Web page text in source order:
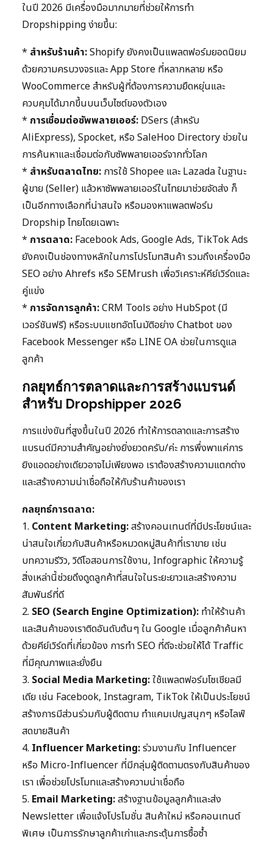
ในปี 2026 มีเครื่องมือมากมายที่ช่วยให้การทำ
Dropshipping ง่ายขึ้น:
* สำหรับร้านค้า:Shopify ยังคงเป็นแพลตฟอร์มยอดนิยม
ด้วยความครบวงจรและ App Store ที่หลากหลาย หรือ
WooCommerce สำหรับผู้ที่ต้องการความยืดหยุ่นและ
ควบคุมได้มากขึ้นบนเว็บไซต์ของตัวเอง
* การเชื่อมต่อซัพพลายเออร์: DSers (สำหรับ
AliExpress), Spocket, หรือ SaleHoo Directory ช่วยใน
การค้นหาและเชื่อมต่อกับซัพพลายเออร์จากทั่วโลก
* สำหรับตลาดไทย: การใช้ Shopee และ Lazada ในฐานะ
ผู้ขาย (Seller) แล้วหาซัพพลายเออร์ในไทยมาช่วยจัดส่ง ก็
เป็นอีกทางเลือกที่น่าสนใจ หรือมองหาแพลตฟอร์ม
Dropship ไทยโดยเฉพาะ
* การตลาด: Facebook Ads, Google Ads, TikTok Ads
ยังคงเป็นช่องทางหลักในการโปรโมทสินค้า รวมถึงเครื่องมือ
SEO อย่าง Ahrefs หรือ SEMrush เพื่อวิเคราะห์คีย์เวิร์ดและ
คู่แข่ง
* การจัดการลูกค้า:CRM Tools อย่าง HubSpot (มี
เวอร์ชันฟรี) หรือระบบแชทอัตโนมัติอย่าง Chatbot ของ
Facebook Messenger หรือ LINE OA ช่วยในการดูแล
ลูกค้า
กลยุทธ์การตลาดและการสร้างแบรนด์
สำหรับ Dropshipper 2026
การแข่งขันที่สูงขึ้นในปี 2026 ทำให้การตลาดและการสร้าง
แบรนด์มีความสำคัญอย่างยิ่งยวดครับ/ค่ะ การพึ่งพาแค่การ
ยิงแอดอย่างเดียวอาจไม่เพียงพอ เราต้องสร้างความแตกต่าง
และสร้างความน่าเชื่อถือให้กับร้านค้าของเรา
กลยุทธ์การตลาด:
1. Content Marketing:สร้างคอนเทนต์ที่มีประโยชน์และ
น่าสนใจเกี่ยวกับสินค้าหรือหมวดหมู่สินค้าที่เราขาย เช่น
บทความรีวิว, วิดีโอสอนการใช้งาน, Infographic ให้ความรู้
สิ่งเหล่านี้ช่วยดึงดูดลูกค้าที่สนใจในระยะยาวและสร้างความ
สัมพันธ์ที่ดี
2. SEO (Search Engine Optimization): ทำให้ร้านค้า
และสินค้าของเราติดอันดับต้นๆ ใน Google เมื่อลูกค้าค้นหา
ด้วยคีย์เวิร์ดที่เกี่ยวข้อง การทำ SEO ที่ดีจะช่วยให้ได้ Traffic
ที่มีคุณภาพและยั่งยืน
3. Social Media Marketing:ใช้แพลตฟอร์มโซเชียลมี
เดีย เช่น Facebook, Instagram, TikTok ให้เป็นประโยชน์
สร้างการมีส่วนร่วมกับผู้ติดตาม ทำแคมเปญสนุกๆ หรือไลฟ์
สดขายสินค้า
4. Influencer Marketing:ร่วมงานกับ Influencer
หรือ Micro-Influencer ที่มีกลุ่มผู้ติดตามตรงกับสินค้าของ
เรา เพื่อช่วยโปรโมทและสร้างความน่าเชื่อถือ
5. Email Marketing:สร้างฐานข้อมูลลูกค้าและส่ง
Newsletter เพื่อแจ้งโปรโมชั่น สินค้าใหม่ หรือคอนเทนต์
พิเศษ เป็นการรักษาลูกค้าเก่าและกระตุ้นการซื้อซ้ำ